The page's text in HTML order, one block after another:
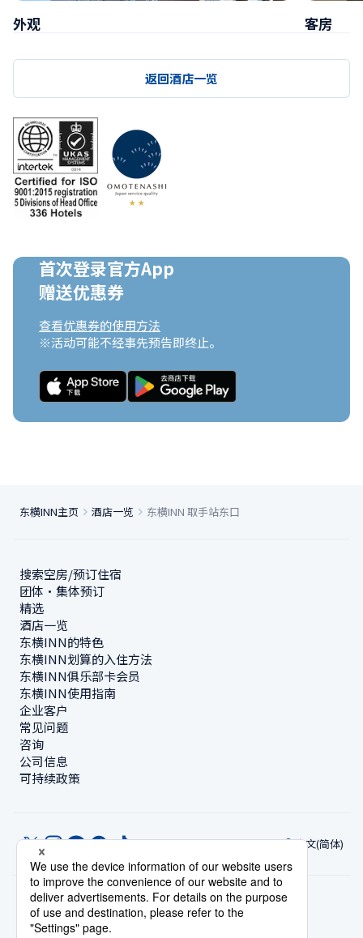
外观 客房
返回酒店一览
首次登录官方App
赠送优惠券
查看优惠券的使用方法
※活动可能不经事先预告即终止。
东横INN主页 酒店一览 东横INN 取手站东口
搜索空房/预订住宿
团体・集体预订
精选
酒店一览
东横INN的特色
东横INN划算的入住方法
东横INN俱乐部卡会员
东横INN使用指南
企业客户
常见问题
咨询
公司信息
可持续政策
中文(简体)
© Toyoko Inn Co., Ltd.
隐私设置隐私保护政策根据特定商业交易法的标示网站政策
账号使用条款持卡会员条款